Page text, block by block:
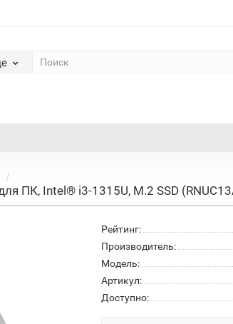
ПК, Intel® i3-1315U, M.2 SSD
Рейтинг:
Производитель:
Модель:
Артикул:
Доступно: